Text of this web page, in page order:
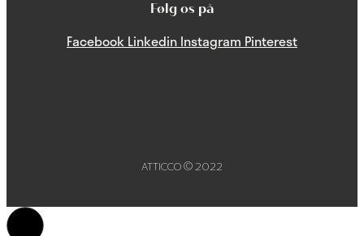
Følg os på
Facebook Linkedin Instagram Pinterest
ATTICCO © 2022